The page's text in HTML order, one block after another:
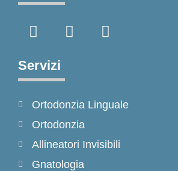
a
e
b
o
k
-
f
n
r
a
m
i
Servizi
Ortodonzia Linguale
Ortodonzia
Allineatori Invisibili
Gnatologia